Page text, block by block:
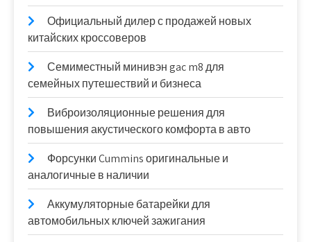
Официальный дилер с продажей новых
китайских кроссоверов
Семиместный минивэн gac m8 для
семейных путешествий и бизнеса
Виброизоляционные решения для
повышения акустического комфорта в авто
Форсунки Cummins оригинальные и
аналогичные в наличии
Аккумуляторные батарейки для
автомобильных ключей зажигания